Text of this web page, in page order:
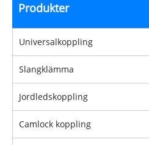
Produkter
Universalkoppling
Slangklämma
Jordledskoppling
Camlock koppling